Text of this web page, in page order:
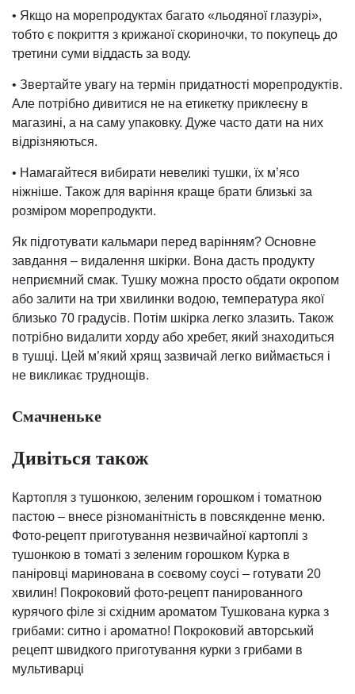
• Якщо на морепродуктах багато «льодяної глазурі»,
тобто є покриття з крижаної скориночки, то покупець до
третини суми віддасть за воду.
• Звертайте увагу на термін придатності морепродуктів.
Але потрібно дивитися не на етикетку приклеєну в
магазині, а на саму упаковку. Дуже часто дати на них
відрізняються.
• Намагайтеся вибирати невеликі тушки, їх м’ясо
ніжніше. Також для варіння краще брати близькі за
розміром морепродукти.
Як підготувати кальмари перед варінням? Основне
завдання – видалення шкірки. Вона дасть продукту
неприємний смак. Тушку можна просто обдати окропом
або залити на три хвилинки водою, температура якої
близько 70 градусів. Потім шкірка легко злазить. Також
потрібно видалити хорду або хребет, який знаходиться
в тушці. Цей м’який хрящ зазвичай легко виймається і
не викликає труднощів.
Смачненьке
Дивіться також
Картопля з тушонкою, зеленим горошком і томатною
пастою – внесе різноманітність в повсякденне меню.
Фото-рецепт приготування незвичайної картоплі з
тушонкою в томаті з зеленим горошком Курка в
паніровці маринована в соєвому соусі – готувати 20
хвилин! Покроковий фото-рецепт панированного
курячого філе зі східним ароматом Тушкована курка з
грибами: ситно і ароматно! Покроковий авторський
рецепт швидкого приготування курки з грибами в
мультиварці